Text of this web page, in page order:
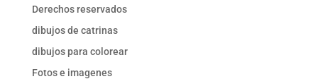
Derechos reservados
dibujos de catrinas
dibujos para colorear
Fotos e imagenes